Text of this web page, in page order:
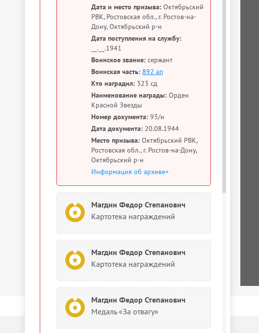
Дата и место призыва: Октябрьский
РВК, Ростовская обл., г. Ростов-на-
Дону, Октябрьский р-н
Дата поступления на службу:
__.__.1941
Воинское звание: сержант
Воинская часть: 892 ап
Кто наградил: 323 сд
Наименование награды: Орден
Красной Звезды
Номер документа: 93/н
Дата документа: 20.08.1944
Место призыва: Октябрьский РВК,
Ростовская обл., г. Ростов-на-Дону,
Октябрьский р-н
Информация об архиве+
Магдин Федор Степанович
Картотека награждений
Магдин Федор Степанович
Картотека награждений
Магдин Федор Степанович
Медаль «За отвагу»